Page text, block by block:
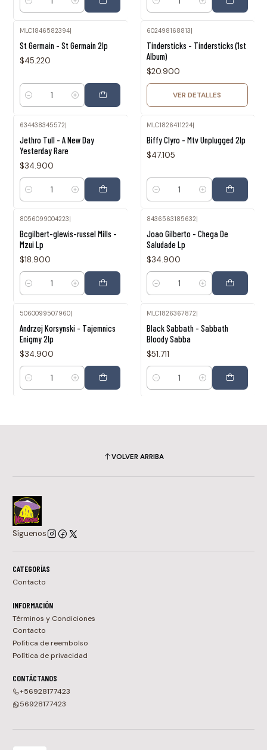
Cantidad Cantidad
MLC1846582394|
St Germain - St Germain 2lp
$45.220
Cantidad
602498168813
Tindersticks - Tindersticks (1st
Album)
$20.900
VER DETALLES
634438345572|
Jethro Tull - A New Day
Yesterday Rare
$34.900
Cantidad
MLC1826411224|
Biffy Clyro - Mtv Unplugged 2lp
$47.105
Cantidad
8056099004223
Bcgilbert-glewis-russel Mills -
Mzui Lp
$18.900
Cantidad
8436563185632
Joao Gilberto - Chega De
Saludade Lp
$34.900
Cantidad
5060099507960|
Andrzej Korsynski - Tajemnics
Enigmy 2lp
$34.900
Cantidad
MLC1826367872|
Black Sabbath - Sabbath
Bloody Sabba
$51.711
Cantidad
VOLVER ARRIBA
Síguenos
CATEGORÍAS
Contacto
INFORMACIÓN
Términos y Condiciones
Contacto
Política de reembolso
Política de privacidad
CONTÁCTANOS
+56928177423
56928177423